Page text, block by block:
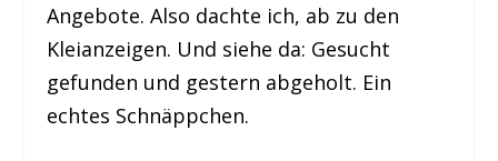
Angebote. Also dachte ich, ab zu den
Kleianzeigen. Und siehe da: Gesucht
gefunden und gestern abgeholt. Ein
echtes Schnäppchen.